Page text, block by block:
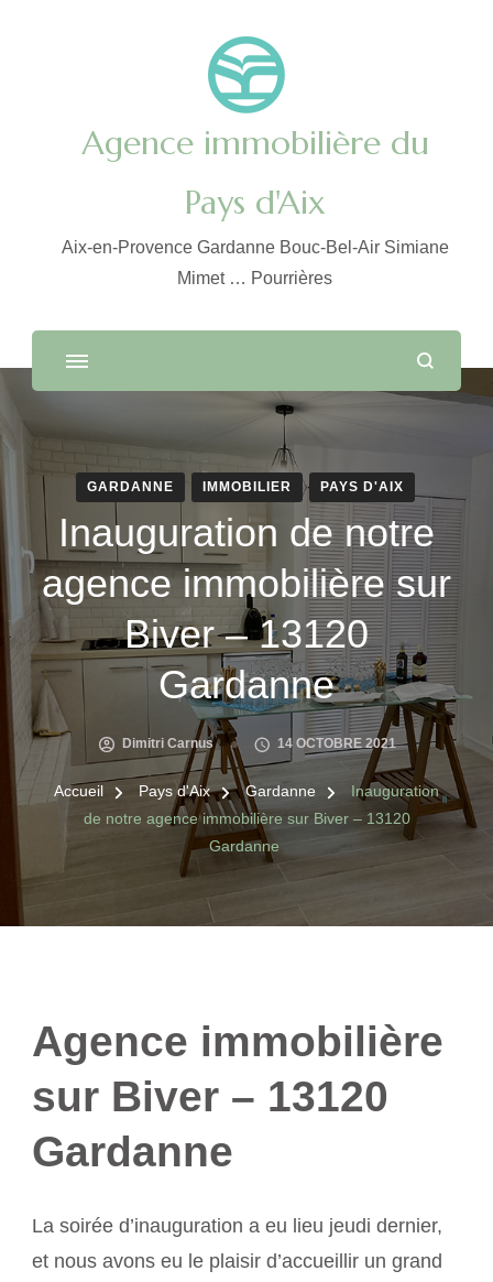
Agence immobilière du
Pays d'Aix
Aix-en-Provence Gardanne Bouc-Bel-Air Simiane
Mimet … Pourrières
GARDANNE IMMOBILIER PAYS D'AIX
Inauguration de notre
agence immobilière sur
Biver – 13120
Gardanne
Dimitri Carnus 14 OCTOBRE 2021
Accueil Pays d'Aix Gardanne
Inauguration
de notre agence immobilière sur Biver – 13120
Gardanne
Agence immobilière
sur Biver – 13120
Gardanne
La soirée d’inauguration a eu lieu jeudi dernier,
et nous avons eu le plaisir d’accueillir un grand